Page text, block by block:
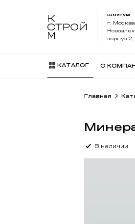
ШОУРУМ
г.
корпус 2,
КАТАЛОГ О
Главная
В наличии